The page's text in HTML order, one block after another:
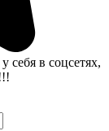
себя в соцсетях,